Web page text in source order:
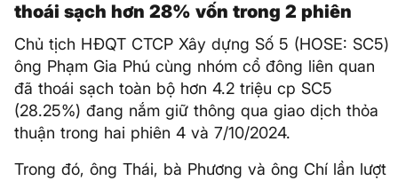
thoái sạch hơn 28% vốn trong 2 phiên
Chủ tịch HĐQT CTCP Xây dựng Số 5 (HOSE: SC5)
ông Phạm Gia Phú cùng nhóm cổ đông liên quan
đã thoái sạch toàn bộ hơn 4.2 triệu cp SC5
(28.25%) đang nắm giữ thông qua giao dịch thỏa
thuận trong hai phiên 4 và 7/10/2024.
Trong đó, ông Thái, bà Phương và ông Chí lần lượt